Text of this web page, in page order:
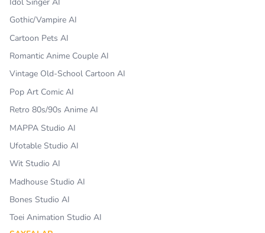
Gothic/Vampire AI
Cartoon Pets AI
Romantic Anime Couple AI
Vintage Old-School Cartoon AI
Pop Art Comic AI
Retro 80s/90s Anime AI
MAPPA Studio AI
Ufotable Studio AI
Wit Studio AI
Madhouse Studio AI
Bones Studio AI
Toei Animation Studio AI